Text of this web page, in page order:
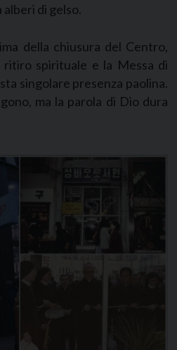
di gelso.
della chiusura del Centro,
spirituale e la Messa di
singolare presenza paolina.
ma la parola di Dio dura